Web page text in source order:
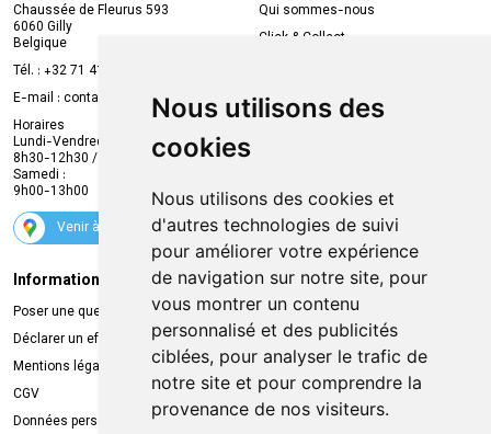
Nous utilisons des
cookies
Nous utilisons des cookies et
d'autres technologies de suivi
pour améliorer votre expérience
de navigation sur notre site, pour
vous montrer un contenu
personnalisé et des publicités
ciblées, pour analyser le trafic de
notre site et pour comprendre la
provenance de nos visiteurs.
Chaussée de Fleurus 593
6060 Gilly
Belgique
Tél. : +32 71 41 32 10
E-mail : contact
mvapharma.be
Horaires
Lundi-Vendredi :
8h30-12h30 / 13h30-18h30
Samedi :
9h00-13h00
Venir à la pharmacie
Qui sommes-nous
Click & Collect
Compte professionnel
Envoi d’ordonnance
Suivez-nous
Informations légales
Poser une question
Déclarer un effet indésirable
Mentions légales
CGV
Données personnelles
Livraison
Retrait à la pharmacie
Livraison chez vous
Livraison dans un Point Relais